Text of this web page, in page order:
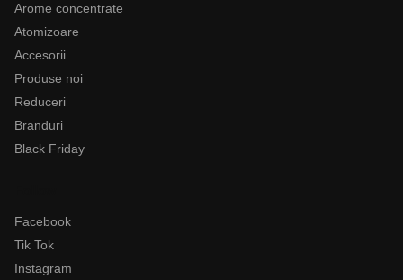
Arome concentrate
Atomizoare
Accesorii
Produse noi
Reduceri
Branduri
Black Friday
Facebook
Tik Tok
Instagram